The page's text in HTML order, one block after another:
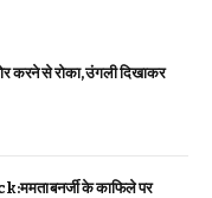
करने से रोका, उंगली दिखाकर
बनर्जी के काफिले पर